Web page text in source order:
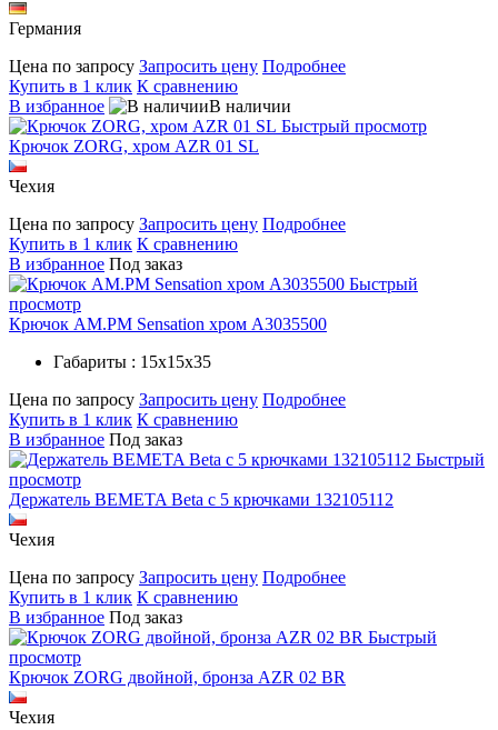
Германия
Цена по запросу Запросить цену Подробнее
Купить в 1 клик К сравнению
В избранное
В наличии
Быстрый просмотр
Крючок ZORG, хром AZR 01 SL
Чехия
Цена по запросу Запросить цену Подробнее
Купить в 1 клик К сравнению
В избранное Под заказ
Быстрый
просмотр
Крючок AM.PM Sensation хром A3035500
Габариты : 15х15х35
Цена по запросу Запросить цену Подробнее
Купить в 1 клик К сравнению
В избранное Под заказ
Быстрый
просмотр
Держатель BEMETA Beta с 5 крючками 132105112
Чехия
Цена по запросу Запросить цену Подробнее
Купить в 1 клик К сравнению
В избранное Под заказ
Быстрый
просмотр
Крючок ZORG двойной, бронза AZR 02 BR
Чехия